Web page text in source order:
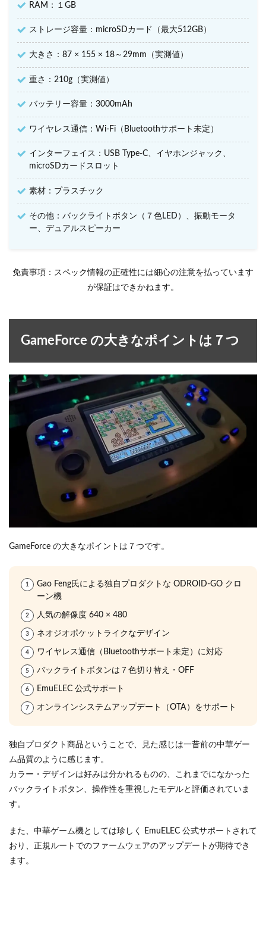
RAM：１GB
ストレージ容量：microSDカード（最大512GB）
大きさ：87 × 155 × 18～29mm（実測値）
重さ：210g（実測値）
バッテリー容量：3000mAh
ワイヤレス通信：Wi-Fi（Bluetoothサポート未定）
インターフェイス：USB Type-C、イヤホンジャック、
microSDカードスロット
素材：プラスチック
その他：バックライトボタン（７色LED）、振動モータ
ー、デュアルスピーカー
免責事項：スペック情報の正確性には細心の注意を払っています
が保証はできかねます。
GameForce の大きなポイントは７つ
GameForce の大きなポイントは７つです。
Gao Feng氏による独自プロダクトな ODROID-GO クロ
ーン機
人気の解像度 640 × 480
ネオジオポケットライクなデザイン
ワイヤレス通信（Bluetoothサポート未定）に対応
バックライトボタンは７色切り替え・OFF
EmuELEC 公式サポート
オンラインシステムアップデート（OTA）をサポート
独自プロダクト商品ということで、見た感じは一昔前の中華ゲー
ム品質のように感じます。
カラー・デザインは好みは分かれるものの、これまでになかった
バックライトボタン、操作性を重視したモデルと評価されていま
す。
また、中華ゲーム機としては珍しく EmuELEC 公式サポートされて
おり、正規ルートでのファームウェアのアップデートが期待でき
ます。